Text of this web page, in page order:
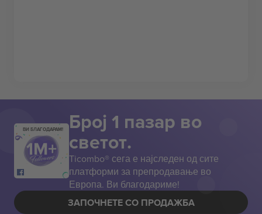
ВИ БЛАГОДАРАМ! Број 1 пазар во
светот.
Ticombo® сега е најследен од сите
платформи за препродавање во
Европа. Ви благодариме!
ЗАПОЧНЕТЕ СО ПРОДАЖБА